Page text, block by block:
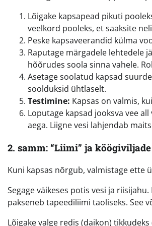
Lõigake kapsapead pikuti
veelkord pooleks, et saaksite
Peske kapsaveerandid külma
Raputage märgadele lehtedele
hõõrudes soola sinna vahele.
Asetage soolatud kapsad
soolduksid ühtlaselt.
Testimine: Kapsas on valmis,
Loputage kapsad jooksva vee
aega. Liigne vesi lahjendab
2. samm: “Liimi” ja
Kuni kapsas nõrgub, valmistage ette
Segage väikeses potis vesi ja
pakseneb tapeediliimi taoliseks. See
Lõigake valge redis (daikon)